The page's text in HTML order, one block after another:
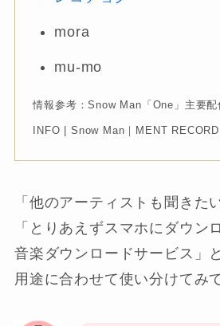
mora
mu-mo
情報参考：Snow Man「One」主要
INFO | Snow Man｜MENT
「他のアーティストも聞きた
「とりあえずスマホにダウン
音楽ダウンロードサービス」
用途に合わせて使い分けてみ